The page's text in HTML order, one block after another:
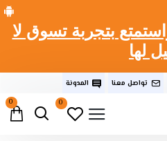
بتجربة تسوق لا
لها
تواصل معنا
المدونة
0
0